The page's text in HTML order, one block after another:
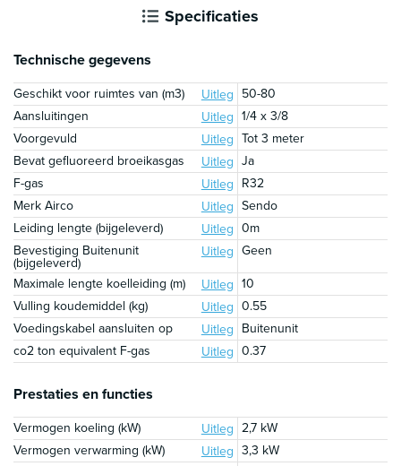
Specificaties
Technische gegevens
Geschikt voor ruimtes van (m3) Uitleg 50-80
Aansluitingen
Uitleg 1/4 x 3/8
Voorgevuld
Uitleg Tot 3 meter
Bevat gefluoreerd broeikasgas
Uitleg Ja
F-gas
Uitleg R32
Merk Airco
Uitleg Sendo
Leiding lengte (bijgeleverd)
Uitleg 0m
Bevestiging Buitenunit
(bijgeleverd)
Uitleg Geen
Maximale lengte koelleiding (m)
Uitleg 10
Vulling koudemiddel (kg)
Uitleg 0.55
Voedingskabel aansluiten op
Uitleg Buitenunit
co2 ton equivalent F-gas
Uitleg 0.37
Prestaties en functies
Vermogen koeling (kW) Uitleg 2,7 kW
Vermogen verwarming (kW)
Uitleg 3,3 kW